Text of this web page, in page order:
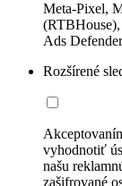
Meta-Pixel,
Ads Defender
Rozšírené
vyhodnotiť
našu
zašifrované